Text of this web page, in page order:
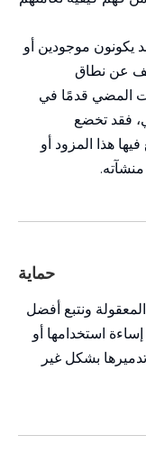
موجودين أو
عن نطاق
المضي قدمًا في
فقد تخضع
هذا المزود أو
منشآته.
حماية
ونتبع أفضل
استخدامها أو
بشكل غير